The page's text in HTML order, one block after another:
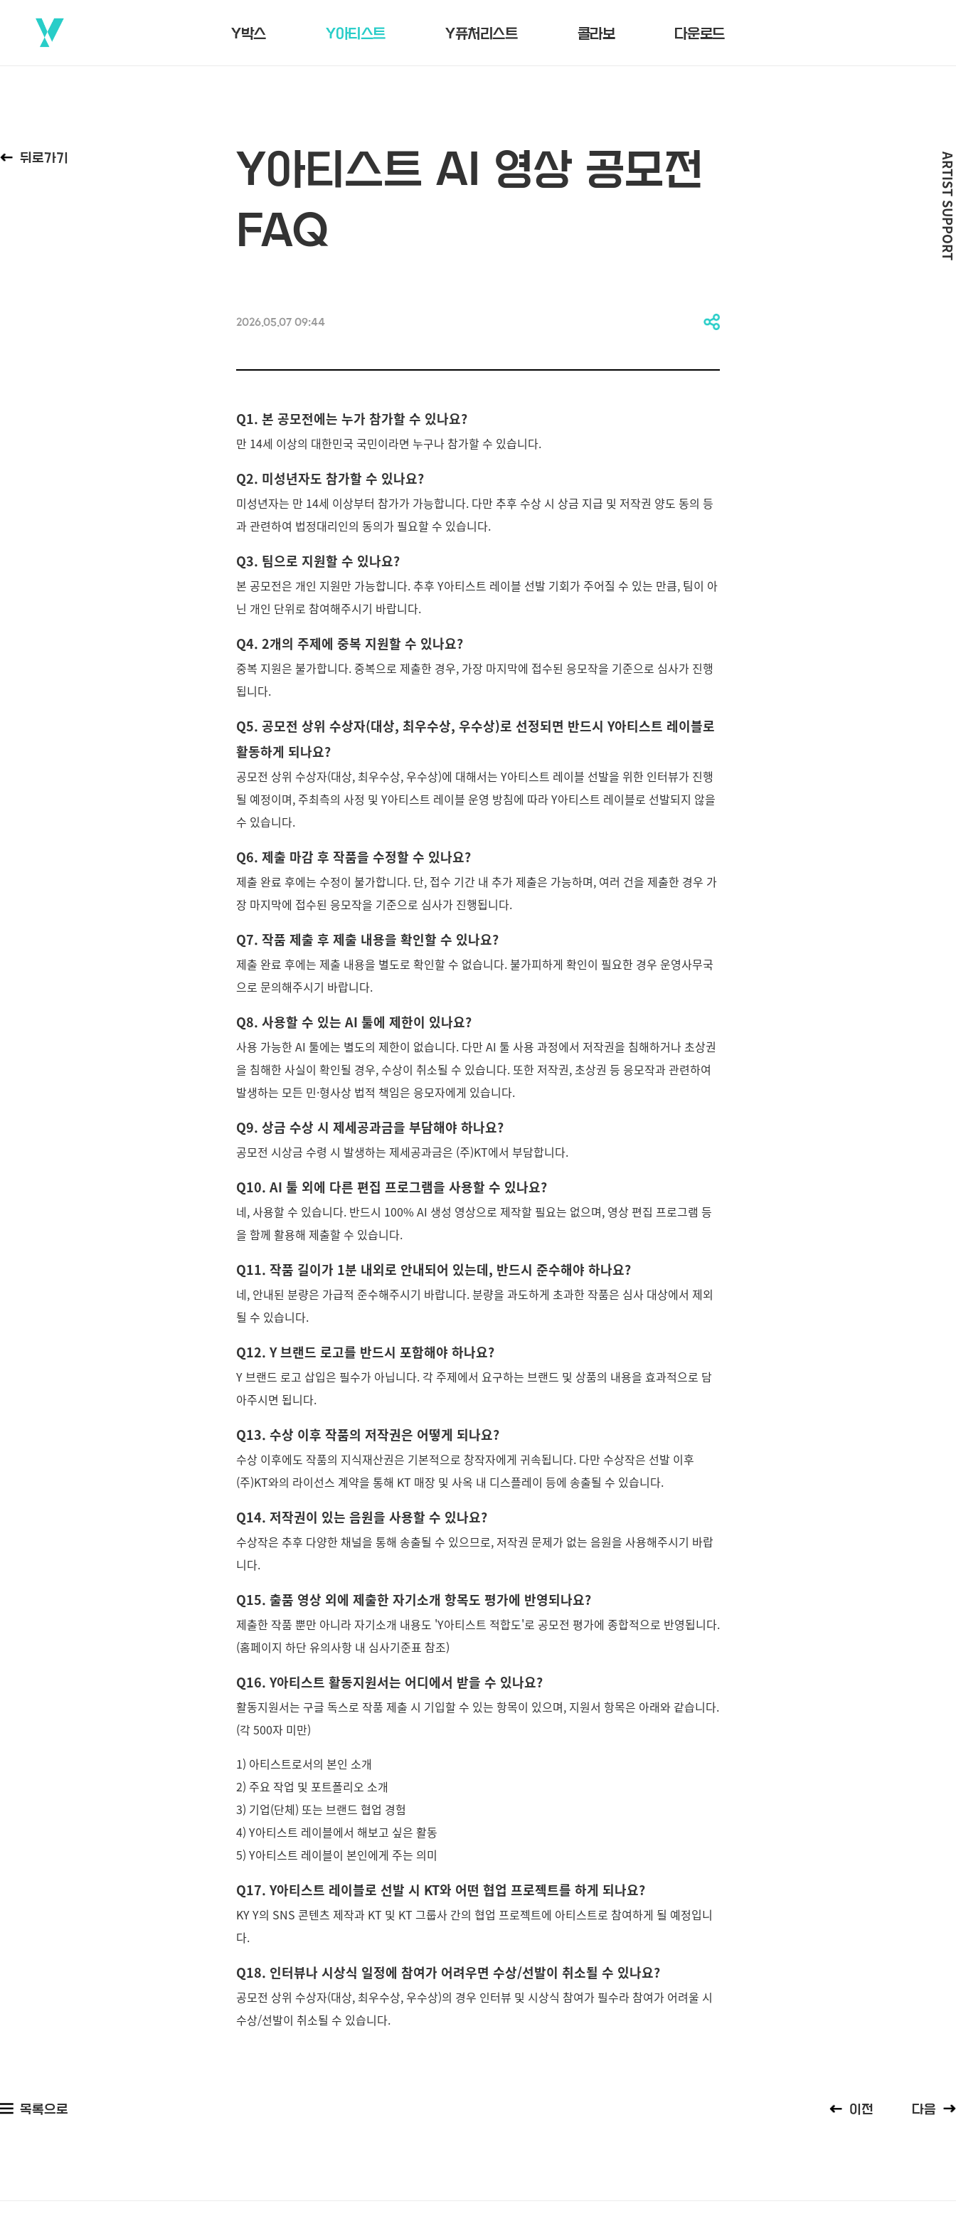
Y박스 Y아티스트 Y퓨처리스트 콜라보 다운로드
Y아티스트 AI 영상 공모전
FAQ
2026.05.07 09:44
ARTIST
Q1. 본 공모전에는 누가 참가할 수 있나요?
만 14세 이상의 대한민국 국민이라면 누구나 참가할 수 있습니다.
Q2. 미성년자도 참가할 수 있나요?
미성년자는 만 14세 이상부터 참가가 가능합니다. 다만 추후 수상 시 상금 지급 및 저작권 양도 동의 등
과 관련하여 법정대리인의 동의가 필요할 수 있습니다.
Q3. 팀으로 지원할 수 있나요?
본 공모전은 개인 지원만 가능합니다. 추후 Y아티스트 레이블 선발 기회가 주어질 수 있는 만큼, 팀이 아
닌 개인 단위로 참여해주시기 바랍니다.
Q4. 2개의 주제에 중복 지원할 수 있나요?
중복 지원은 불가합니다. 중복으로 제출한 경우, 가장 마지막에 접수된 응모작을 기준으로 심사가 진행
됩니다.
Q5. 공모전 상위 수상자(대상, 최우수상, 우수상)로 선정되면 반드시 Y아티스트 레이블로
활동하게 되나요?
공모전 상위 수상자(대상, 최우수상, 우수상)에 대해서는 Y아티스트 레이블 선발을 위한 인터뷰가 진행
될 예정이며, 주최측의 사정 및 Y아티스트 레이블 운영 방침에 따라 Y아티스트 레이블로 선발되지 않을
수 있습니다.
Q6. 제출 마감 후 작품을 수정할 수 있나요?
제출 완료 후에는 수정이 불가합니다. 단, 접수 기간 내 추가 제출은 가능하며, 여러 건을 제출한 경우 가
장 마지막에 접수된 응모작을 기준으로 심사가 진행됩니다.
Q7. 작품 제출 후 제출 내용을 확인할 수 있나요?
제출 완료 후에는 제출 내용을 별도로 확인할 수 없습니다. 불가피하게 확인이 필요한 경우 운영사무국
으로 문의해주시기 바랍니다.
Q8. 사용할 수 있는 AI 툴에 제한이 있나요?
사용 가능한 AI 툴에는 별도의 제한이 없습니다. 다만 AI 툴 사용 과정에서 저작권을 침해하거나 초상권
을 침해한 사실이 확인될 경우, 수상이 취소될 수 있습니다. 또한 저작권, 초상권 등 응모작과 관련하여
발생하는 모든 민·형사상 법적 책임은 응모자에게 있습니다.
Q9. 상금 수상 시 제세공과금을 부담해야 하나요?
공모전 시상금 수령 시 발생하는 제세공과금은 (주)KT에서 부담합니다.
Q10. AI 툴 외에 다른 편집 프로그램을 사용할 수 있나요?
네, 사용할 수 있습니다. 반드시 100% AI 생성 영상으로 제작할 필요는 없으며, 영상 편집 프로그램 등
을 함께 활용해 제출할 수 있습니다.
Q11. 작품 길이가 1분 내외로 안내되어 있는데, 반드시 준수해야 하나요?
네, 안내된 분량은 가급적 준수해주시기 바랍니다. 분량을 과도하게 초과한 작품은 심사 대상에서 제외
될 수 있습니다.
Q12. Y 브랜드 로고를 반드시 포함해야 하나요?
Y 브랜드 로고 삽입은 필수가 아닙니다. 각 주제에서 요구하는 브랜드 및 상품의 내용을 효과적으로 담
아주시면 됩니다.
Q13. 수상 이후 작품의 저작권은 어떻게 되나요?
수상 이후에도 작품의 지식재산권은 기본적으로 창작자에게 귀속됩니다. 다만 수상작은 선발 이후
(주)KT와의 라이선스 계약을 통해 KT 매장 및 사옥 내 디스플레이 등에 송출될 수 있습니다.
Q14. 저작권이 있는 음원을 사용할 수 있나요?
수상작은 추후 다양한 채널을 통해 송출될 수 있으므로, 저작권 문제가 없는 음원을 사용해주시기 바랍
니다.
Q15. 출품 영상 외에 제출한 자기소개 항목도 평가에 반영되나요?
제출한 작품 뿐만 아니라 자기소개 내용도 'Y아티스트 적합도'로 공모전 평가에 종합적으로 반영됩니다.
(홈페이지 하단 유의사항 내 심사기준표 참조)
Q16. Y아티스트 활동지원서는 어디에서 받을 수 있나요?
활동지원서는 구글 독스로 작품 제출 시 기입할 수 있는 항목이 있으며, 지원서 항목은 아래와 같습니다.
(각 500자 미만)
1) 아티스트로서의 본인 소개
2) 주요 작업 및 포트폴리오 소개
3) 기업(단체) 또는 브랜드 협업 경험
4) Y아티스트 레이블에서 해보고 싶은 활동
5) Y아티스트 레이블이 본인에게 주는 의미
Q17. Y아티스트 레이블로 선발 시 KT와 어떤 협업 프로젝트를 하게 되나요?
KY Y의 SNS 콘텐츠 제작과 KT 및 KT 그룹사 간의 협업 프로젝트에 아티스트로 참여하게 될 예정입니
다.
Q18. 인터뷰나 시상식 일정에 참여가 어려우면 수상/선발이 취소될 수 있나요?
공모전 상위 수상자(대상, 최우수상, 우수상)의 경우 인터뷰 및 시상식 참여가 필수라 참여가 어려울 시
수상/선발이 취소될 수 있습니다.
뒤로가기
목록으로 이전 다음